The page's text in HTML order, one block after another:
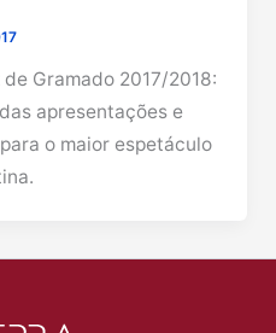
Gramado 2017/2018:
apresentações e
o maior espetáculo